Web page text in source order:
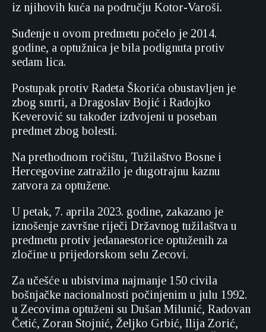
iz njihovih kuća na području Kotor-Varoši.
Suđenje u ovom predmetu počelo je 2014.
godine, a optužnica je bila podignuta protiv
sedam lica.
Postupak protiv Radeta Škorića obustavljen je
zbog smrti, a Dragoslav Bojić i Radojko
Keverović su također izdvojeni u poseban
predmet zbog bolesti.
Na prethodnom ročištu, Tužilaštvo Bosne i
Hercegovine zatražilo je dugotrajnu kaznu
zatvora za optužene.
U petak, 7. aprila 2023. godine, zakazano je
iznošenje završne riječi Državnog tužilaštva u
predmetu protiv jedanaestorice optuženih za
zločine u prijedorskom selu Zecovi.
Za učešće u ubistvima najmanje 150 civila
bošnjačke nacionalnosti počinjenim u julu 1992.
u Zecovima optuženi su Dušan Milunić, Radovan
Četić, Zoran Stojnić, Željko Grbić, Ilija Zorić,